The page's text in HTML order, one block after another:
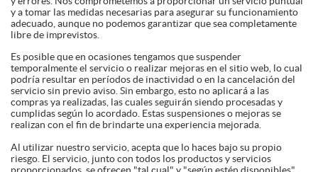
y a tomar las medidas necesarias para asegurar su funcionamiento
adecuado, aunque no podemos garantizar que sea completamente
libre de imprevistos.
Es posible que en ocasiones tengamos que suspender
temporalmente el servicio o realizar mejoras en el sitio web, lo cual
podría resultar en períodos de inactividad o en la cancelación del
servicio sin previo aviso. Sin embargo, esto no aplicará a las
compras ya realizadas, las cuales seguirán siendo procesadas y
cumplidas según lo acordado. Estas suspensiones o mejoras se
realizan con el fin de brindarte una experiencia mejorada.
Al utilizar nuestro servicio, acepta que lo haces bajo su propio
riesgo. El servicio, junto con todos los productos y servicios
proporcionados, se ofrecen "tal cual" y "según estén disponibles",